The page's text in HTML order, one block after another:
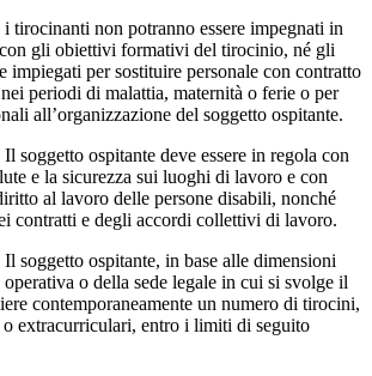
i tirocinanti non potranno essere impegnati in
gli obiettivi formativi del tirocinio, né gli
impiegati per sostituire personale con contratto
periodi di malattia, maternità o ferie o per
all’organizzazione del soggetto ospitante.
Il soggetto ospitante deve essere in regola con
e la sicurezza sui luoghi di lavoro e con
al lavoro delle persone disabili, nonché
contratti e degli accordi collettivi di lavoro.
Il soggetto ospitante, in base alle dimensioni
o della sede legale in cui si svolge il
contemporaneamente un numero di tirocini,
extracurriculari, entro i limiti di seguito